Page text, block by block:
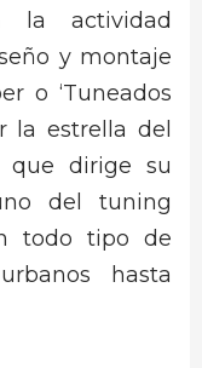
la actividad
y montaje
o ‘Tuneados
la estrella del
que dirige su
del tuning
todo tipo de
hasta